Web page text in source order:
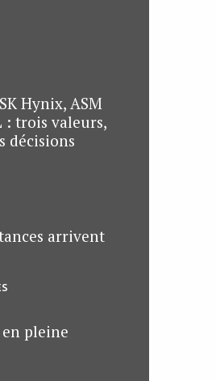
Hynix, ASM
: trois valeurs,
décisions
arrivent
en pleine